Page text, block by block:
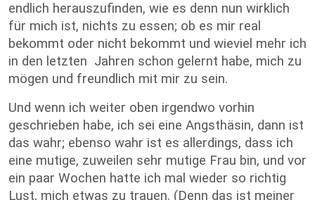
endlich herauszufinden, wie es denn nun wirklich
für mich ist, nichts zu essen; ob es mir real
bekommt oder nicht bekommt und wieviel mehr ich
in den letzten Jahren schon gelernt habe, mich zu
mögen und freundlich mit mir zu sein.
Und wenn ich weiter oben irgendwo vorhin
geschrieben habe, ich sei eine Angsthäsin, dann ist
das wahr; ebenso wahr ist es allerdings, dass ich
eine mutige, zuweilen sehr mutige Frau bin, und vor
ein paar Wochen hatte ich mal wieder so richtig
Lust, mich etwas zu trauen. (Denn das ist meiner